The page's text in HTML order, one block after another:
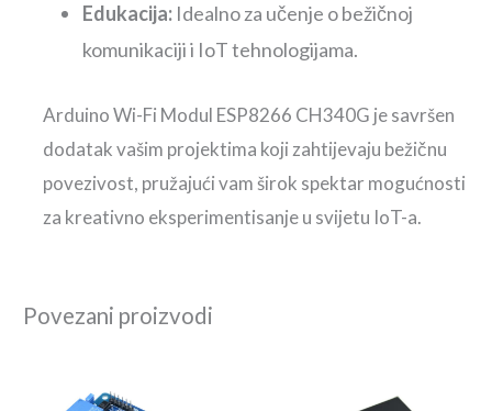
Edukacija: Idealno za učenje o bežičnoj
komunikaciji i IoT tehnologijama.
Arduino Wi-Fi Modul ESP8266 CH340G je savršen
dodatak vašim projektima koji zahtijevaju bežičnu
povezivost, pružajući vam širok spektar mogućnosti
za kreativno eksperimentisanje u svijetu IoT-a.
Povezani proizvodi